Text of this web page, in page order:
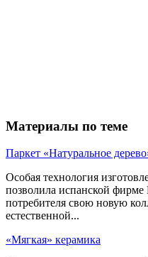
Материалы по теме
Паркет «Натуральное
Особая технология
позволила испанской фирме
потребителя свою новую
естественной...
«Мягкая» керамика